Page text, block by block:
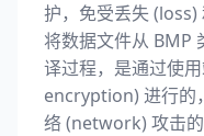
护，免受丢失
将数据文件从 BMP
译过程，是通过使
encryption) 进行的
络 (network) 攻击的